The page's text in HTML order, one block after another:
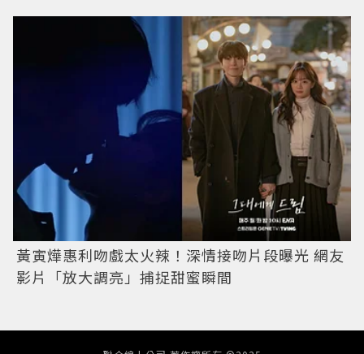
黃寅燁惠利吻戲太火辣！深情接吻片段曝光 網友
影片「放大調亮」捕捉甜蜜瞬間